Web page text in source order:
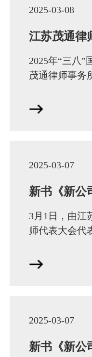
2025-03-08
2025年“三八”
茂通律师事务
式多样的公益
2025-03-07
3月1日，由江
师代表大会代
务》新书发布
2025-03-07